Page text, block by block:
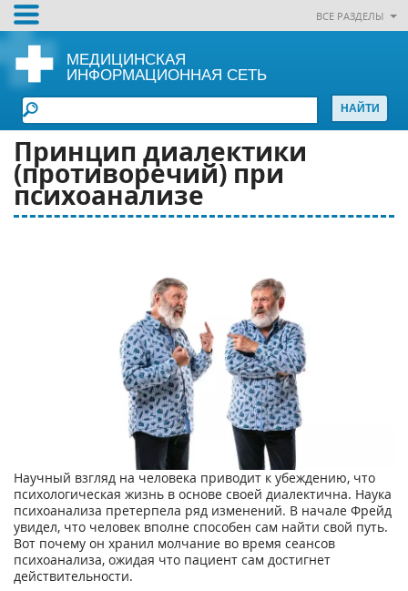
ВСЕ РАЗДЕЛЫ
МЕДИЦИНСКАЯ
ИНФОРМАЦИОННАЯ СЕТЬ
Принцип диалектики
(противоречий) при
психоанализе
Научный взгляд на человека приводит к убеждению, что
психологическая жизнь в основе своей диалектична. Наука
психоанализа претерпела ряд изменений. В начале Фрейд
увидел, что человек вполне способен сам найти свой путь.
Вот почему он хранил молчание во время сеансов
психоанализа, ожидая что пациент сам достигнет
действительности.